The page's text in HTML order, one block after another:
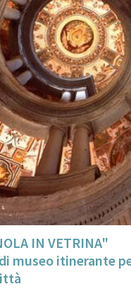
IN VETRINA"
museo itinerante